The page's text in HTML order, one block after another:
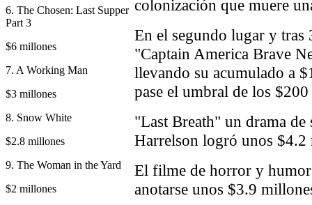
6. The Chosen: Last Supper
Part 3
$6 millones
7. A Working Man
$3 millones
8. Snow White
$2.8 millones
9. The Woman in the Yard
$2 millones
colonización que muere
En el segundo lugar y tras
"Captain America Brave
llevando su acumulado a
pase el umbral de los
"Last Breath" un drama
Harrelson logró unos $4.2
El filme de horror y
anotarse unos $3.9